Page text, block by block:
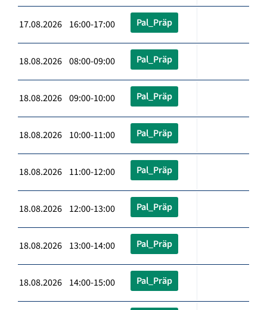
17.08.2026 16:00-17:00 Pal_Präp
18.08.2026 08:00-09:00 Pal_Präp
18.08.2026 09:00-10:00 Pal_Präp
18.08.2026 10:00-11:00 Pal_Präp
18.08.2026 11:00-12:00 Pal_Präp
18.08.2026 12:00-13:00 Pal_Präp
18.08.2026 13:00-14:00 Pal_Präp
18.08.2026 14:00-15:00 Pal_Präp